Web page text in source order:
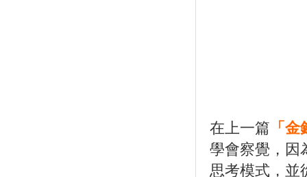
在上一篇 「
學會察覺，因
思考模式，並